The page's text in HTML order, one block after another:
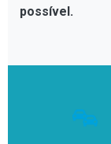
possível.